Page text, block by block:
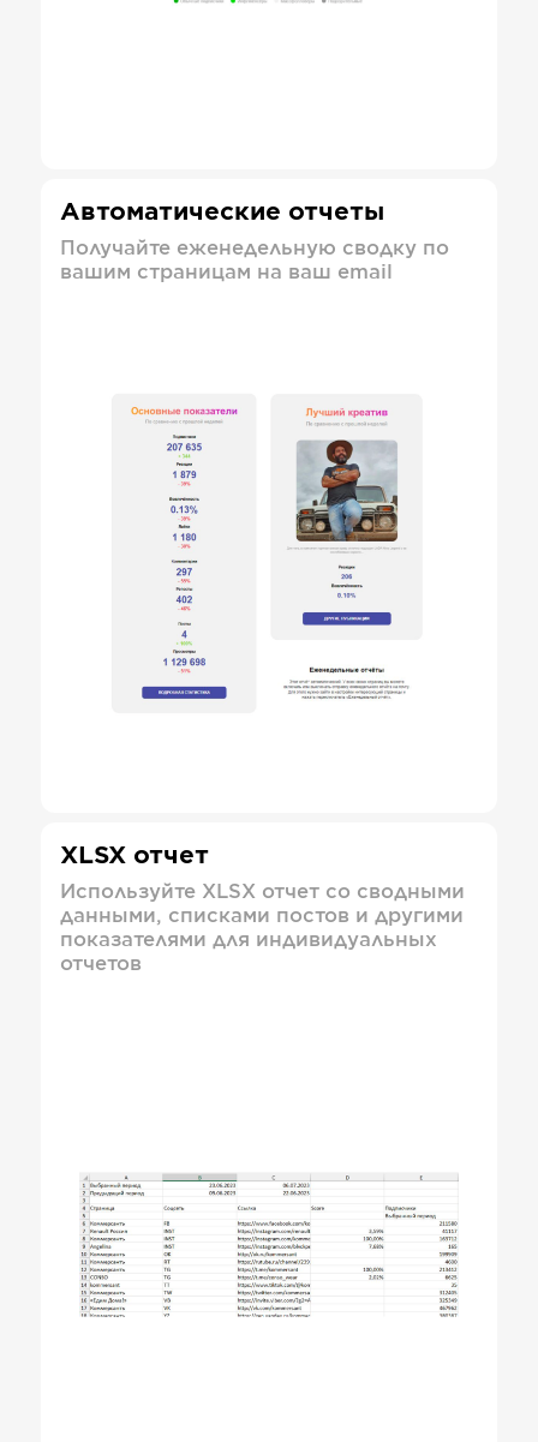
Автоматические отчеты
Получайте еженедельную сводку по
вашим страницам на ваш email
XLSX отчет
Используйте XLSX отчет со сводными
данными, списками постов и другими
показателями для индивидуальных
отчетов